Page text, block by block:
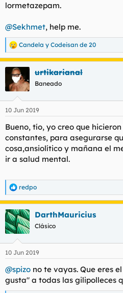
lormetazepam.
@Sekhmet, help me.
R
e
a
c
i
e
:
Candela y Codeisan de 20
urtikarianal
Baneado
10 Jun 2019
Bueno, tío, yo creo que
constantes, para asegurarse
cosa,ansiolítico y mañana el
ir a salud mental.
R
e
a
c
c
i
e
:
redpo
DarthMauricius
Clásico
10 Jun 2019
@spizo no te vayas. Que eres
gusta" a todas las gilipolleces